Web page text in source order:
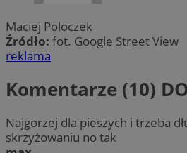
Maciej Poloczek
Źródło: fot. Google Street View
reklama
Komentarze (10)
Najgorzej dla pieszych i trzeba
skrzyżowaniu no tak